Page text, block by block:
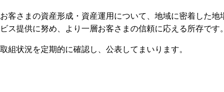
客さまの資産形成・資産運用について、地域に密着した地
ス提供に努め、より一層お客さまの信頼に応える所存です。
組状況を定期的に確認し、公表してまいります。